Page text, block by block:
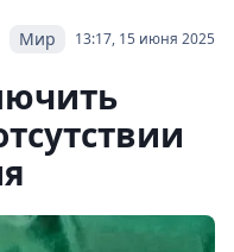
13:17, 15 июня 2025
Мир